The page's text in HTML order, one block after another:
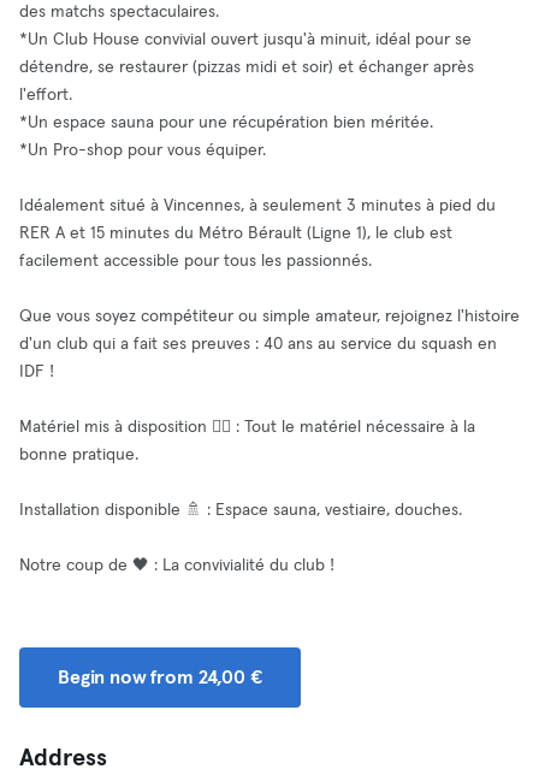
des matchs spectaculaires.
*Un Club House convivial ouvert jusqu'à minuit, idéal pour se
détendre, se restaurer (pizzas midi et soir) et échanger après
l'effort.
*Un espace sauna pour une récupération bien méritée.
*Un Pro-shop pour vous équiper.
Idéalement situé à Vincennes, à seulement 3 minutes à pied du
RER A et 15 minutes du Métro Bérault (Ligne 1), le club est
facilement accessible pour tous les passionnés.
Que vous soyez compétiteur ou simple amateur, rejoignez l'histoire
d'un club qui a fait ses preuves : 40 ans au service du squash en
IDF !
Matériel mis à disposition 🧘‍♂️ : Tout le matériel nécessaire à la
bonne pratique.
Installation disponible 🚿 : Espace sauna, vestiaire, douches.
Notre coup de 🖤 : La convivialité du club !
Begin now from 24,00 €
Address